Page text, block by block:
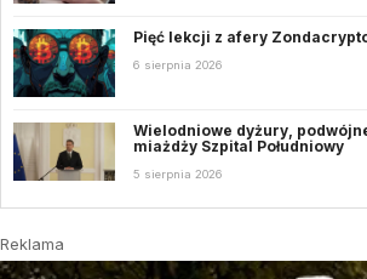
Pięć lekcji z afery
6 sierpnia 2026
Wielodniowe dyżury,
miażdży Szpital Południowy
5 sierpnia 2026
Reklama